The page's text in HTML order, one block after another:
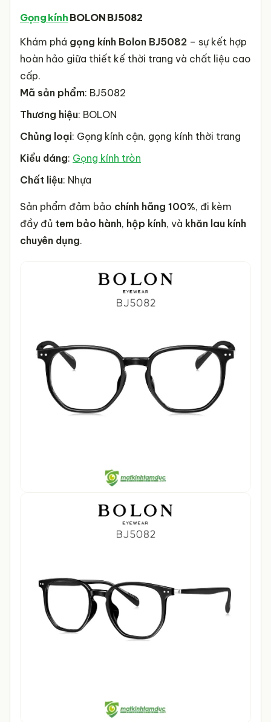
Gọng kínhBOLON BJ5082
Khám phá gọng kính Bolon BJ5082 – sự kết hợp
hoàn hảo giữa thiết kế thời trang và chất liệu cao
cấp.
Mã sản phẩm: BJ5082
Thương hiệu: BOLON
Chủng loại: Gọng kính cận, gọng kính thời trang
Kiểu dáng: Gọng kính tròn
Chất liệu: Nhựa
Sản phẩm đảm bảo chính hãng 100%, đi kèm
đầy đủ tem bảo hành, hộp kính, và khăn lau kính
chuyên dụng.